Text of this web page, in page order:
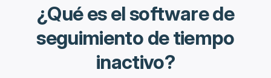
¿Qué es el software de
seguimiento de tiempo
inactivo?